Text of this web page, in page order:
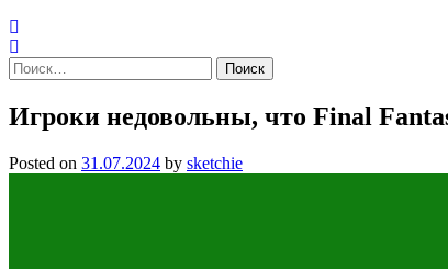
Найти:
Игроки недовольны, что Final
Posted on 31.07.2024 by sketchie